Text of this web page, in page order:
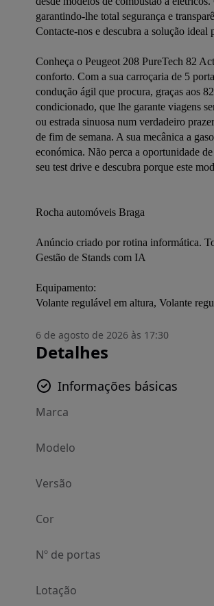
garantindo-lhe total segurança e
Contacte-nos e descubra a solução ideal
Conheça o Peugeot 208 PureTech 82
conforto. Com a sua carroçaria de 5
condução ágil que procura, graças aos
condicionado, que lhe garante viagens
ou estrada sinuosa num verdadeiro
de fim de semana. A sua mecânica a
económica. Não perca a oportunidade
seu test drive e descubra porque este
Rocha automóveis Braga
Anúncio criado por rotina informática.
Gestão de Stands com IA
Equipamento:
Volante regulável em altura, Volante
6 de agosto de 2026 às 17:30
Detalhes
Informações básicas
Marca
Modelo
Versão
Cor
Nº de portas
Lotação